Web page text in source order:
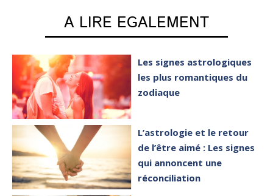
A LIRE EGALEMENT
Les signes astrologiques
les plus romantiques du
zodiaque
L’astrologie et le retour
de l’être aimé : Les signes
qui annoncent une
réconciliation